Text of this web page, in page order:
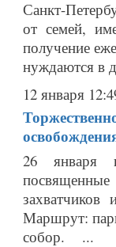
Санкт-
от семей,
получение
нуждаются в
12 января
26 января в
Маршрут:
собор. ...